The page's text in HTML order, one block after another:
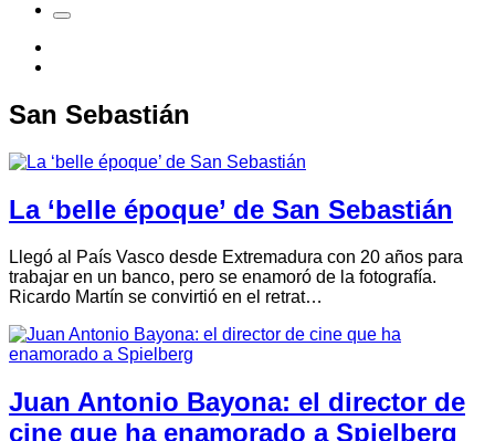
San Sebastián
La ‘belle époque’ de San Sebastián
Llegó al País Vasco desde Extremadura con 20 años para
trabajar en un banco, pero se enamoró de la fotografía.
Ricardo Martín se convirtió en el retrat…
Juan Antonio Bayona: el director de
cine que ha enamorado a Spielberg